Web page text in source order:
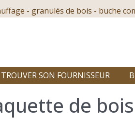
- granulés de bois - buche
TROUVER SON FOURNISSEUR
de